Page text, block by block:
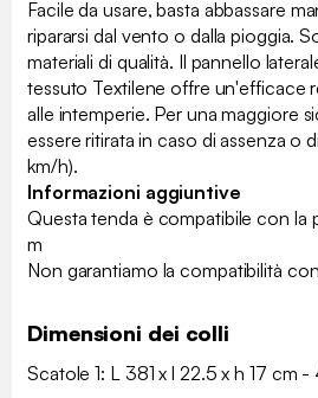
Facile da usare, basta abbassare
ripararsi dal vento o dalla pioggia.
materiali di qualità. Il pannello
tessuto Textilene offre un'efficace
alle intemperie. Per una maggiore
essere ritirata in caso di assenza o
km/h).
Informazioni aggiuntive
Questa tenda è compatibile con la
m
Non garantiamo la compatibilità
Dimensioni dei colli
Scatole 1: L 381 x l 22.5 x h 17 cm